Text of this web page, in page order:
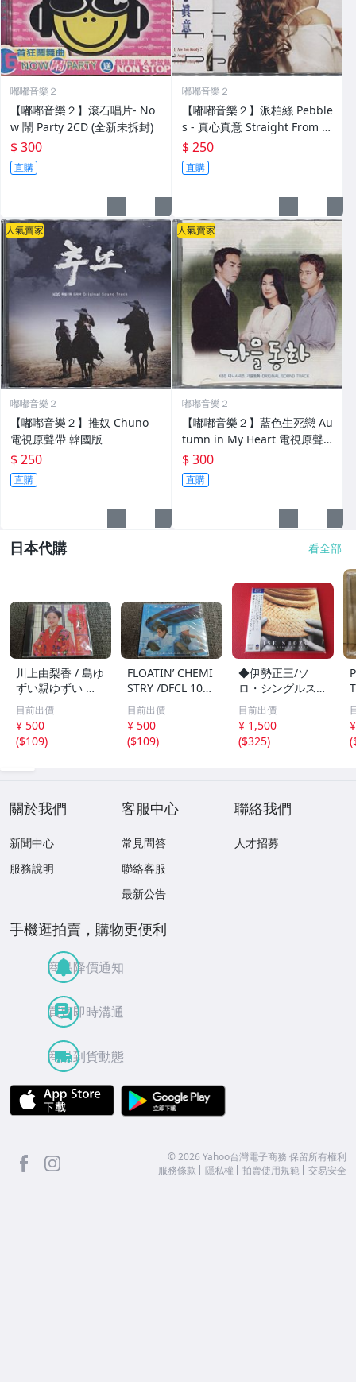
嘟嘟音樂２
【嘟嘟音樂２】滾石唱片- No
w 鬧 Party 2CD (全新未拆封)
$ 300
直購
嘟嘟音樂２
【嘟嘟音樂２】派柏絲 Pebble
s - 真心真意 Straight From M
$ 250
直購
人氣賣家
嘟嘟音樂２
【嘟嘟音樂２】推奴 Chuno
電視原聲帶 韓國版
$ 250
直購
人氣賣家
嘟嘟音樂２
【嘟嘟音樂２】藍色生死戀 Au
tumn in My Heart 電視原聲
帶 韓國版
$ 300
直購
日本代購 看全部
川上由梨香 / 島ゆ
ずい親ゆずい 民
謡 CD /1A204
目前出價
¥ 500
($109)
FLOATIN’ CHEMI
STRY /DFCL 107
3/CD/1A203
目前出價
¥ 500
($109)
◆伊勢正三/ソ
ロ・シングルス・
プラス【Blu-spe
c CD】紙ジャケ
ット仕様 帯付/FL
CF-5023 ＃Q08
目前出價
¥ 1,500
($325)
(
關於我們
新聞中心
服務說明
客服中心
常見問答
聯絡客服
最新公告
聯絡我們
人才招募
手機逛拍賣，購物更便利
商品降價通知
買賣即時溝通
商品到貨動態
APP Store
facebook ©2026 Yahoo台灣電子商務 保留所有權利
服務條款
隱私權 拍賣使用規範 交易安全